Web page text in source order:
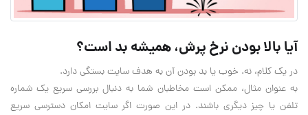
آیا بالا بودن نرخ پرش، همیشه بد است؟
در یک کلام، نه. خوب یا بد بودن آن به هدف سایت بستگی دارد.
به عنوان مثال، ممکن است مخاطبان شما به دنبال بررسی سریع یک شماره
تلفن یا چیز دیگری باشند. در این صورت اگر سایت امکان دسترسی سریع